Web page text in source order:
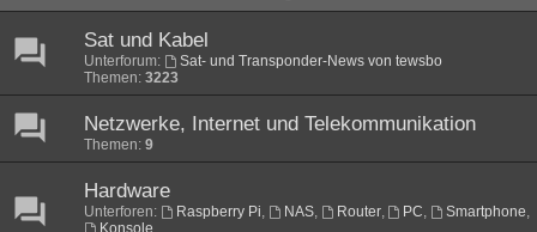
Sat und Kabel
Unterforum:
Sat- und Transponder-News von tewsbo
Themen: 3223
Netzwerke, Internet und Telekommunikation
Themen: 9
Hardware
Unterforen: Raspberry Pi, NAS, Router, PC, Smartphone,
Konsole